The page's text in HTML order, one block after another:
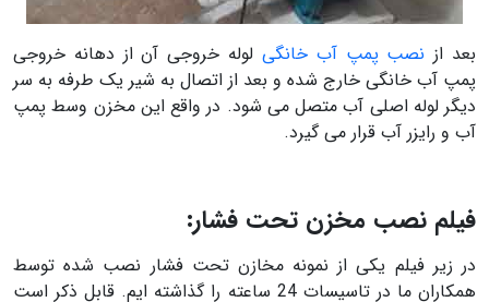
بعد از نصب پمپ آب خانگیلوله خروجی آن از دهانه خروجی
پمپ آب خانگی خارج شده و بعد از اتصال به شیر یک طرفه به سر
دیگر لوله اصلی آب متصل می شود. در واقع این مخزن وسط پمپ
آب و رایزر آب قرار می گیرد.
فیلم نصب مخزن تحت فشار:
در زیر فیلم یکی از نمونه مخازن تحت فشار نصب شده توسط
همکاران ما در تاسیسات 24 ساعته را گذاشته ایم. قابل ذکر است